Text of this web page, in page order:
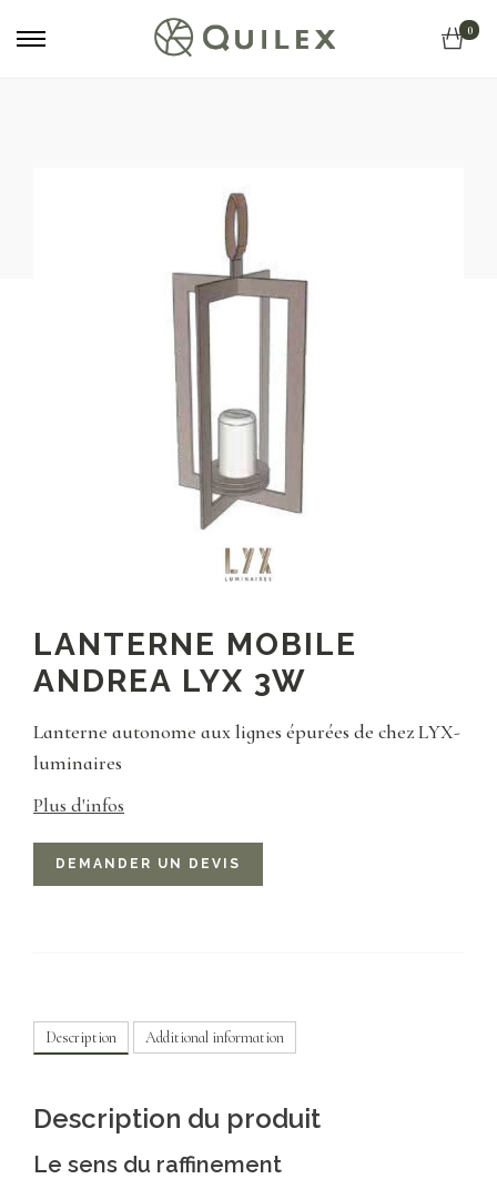
Menu
0
LANTERNE MOBILE
ANDREA LYX 3W
Lanterne autonome aux lignes épurées de chez LYX-
luminaires
Plus d'infos
DEMANDER UN DEVIS
Description Additional information
Description du produit
Le sens du raffinement